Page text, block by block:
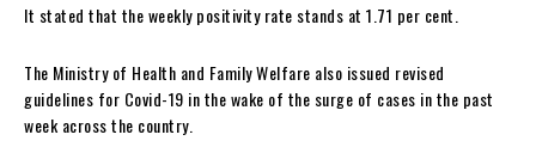
It stated that the weekly positivity rate stands at 1.71 per cent.
The Ministry of Health and Family Welfare also issued revised
guidelines for Covid-19 in the wake of the surge of cases in the past
week across the country.